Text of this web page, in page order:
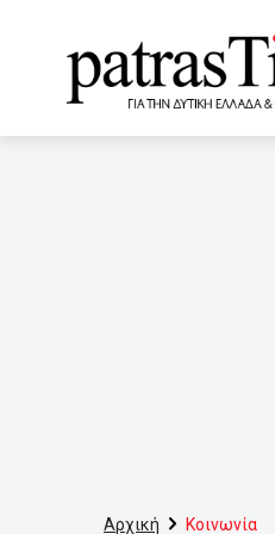
Αρχική Κοινωνία